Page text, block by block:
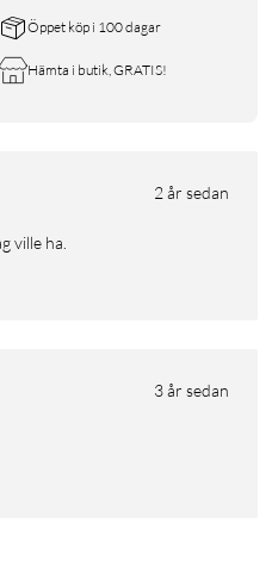
Öppet köp i 100 dagar
Hämta i butik, GRATIS!
2 år sedan
ville ha.
3 år sedan